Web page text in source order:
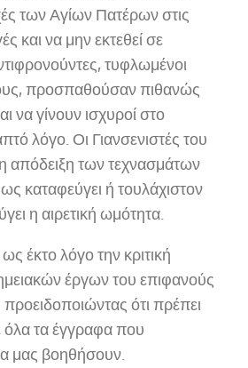
των Αγίων Πατέρων στις
και να μην εκτεθεί σε
τυφλωμένοι
προσπαθούσαν πιθανώς
να γίνουν ισχυροί στο
λόγο. Οι Γιανσενιστές του
η απόδειξη των τεχνασμάτων
καταφεύγει ή τουλάχιστον
η αιρετική ωμότητα.
έκτο λόγο την κριτική
έργων του επιφανούς
ότι πρέπει
τα έγγραφα που
μας βοηθήσουν.